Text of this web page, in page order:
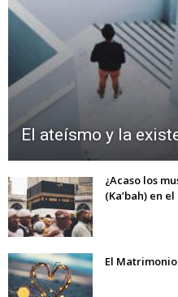
El ateísmo y la
¿Acaso los
(Ka’bah) en
El